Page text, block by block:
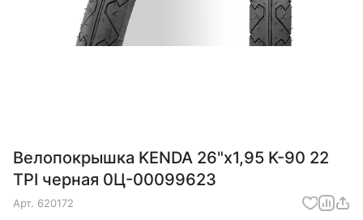
Велопокрышка KENDA 26"х1,95 K-90 22
TPI черная 0Ц-00099623
Арт. 620172